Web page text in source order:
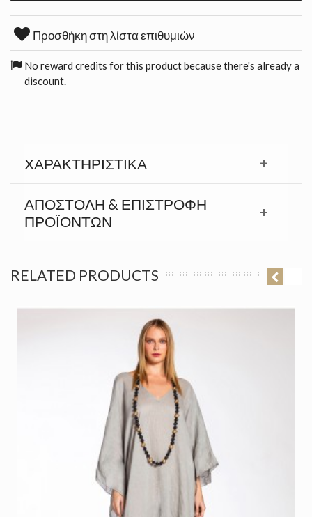
Προσθήκη στη λίστα επιθυμιών
No reward credits for this product because there's already a
discount.
ΧΑΡΑΚΤΗΡΙΣΤΙΚΆ
ΑΠΟΣΤΟΛΉ & ΕΠΙΣΤΡΟΦΉ
ΠΡΟΪΟΝΤΩΝ
RELATED PRODUCTS